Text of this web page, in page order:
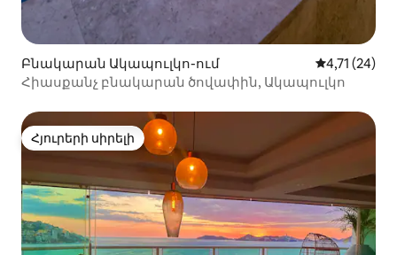
Բնակարան Ակապուլկո-ում Միջին
4,71 (24)
Հիասքանչ բնակարան ծովափին, Ակապուլկո
Հյուրերի սիրելի
Հյուրերի սիրելի